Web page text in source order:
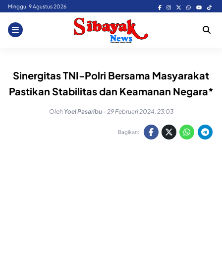
Skip
content
Minggu, 9 Agustus 2026
Sinergitas TNI-Polri Bersama Masyarakat
Pastikan Stabilitas dan Keamanan Negara*
Oleh Yoel Pasaribu - 29 Februari 2024, 23:03
Bagikan: